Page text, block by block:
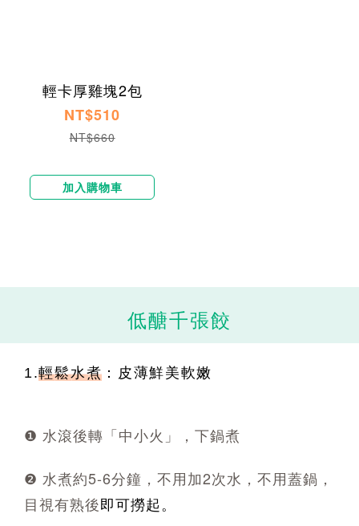
輕卡厚雞塊2包
NT$510
NT$660
加入購物車
低醣千張餃
1.輕鬆水煮 ：皮薄鮮美軟嫩
❶ 水滾後轉「中小火」，下鍋煮
❷ 水煮約5-6分鐘，不用加2次水，不用蓋鍋，
目視有熟後即可撈起。